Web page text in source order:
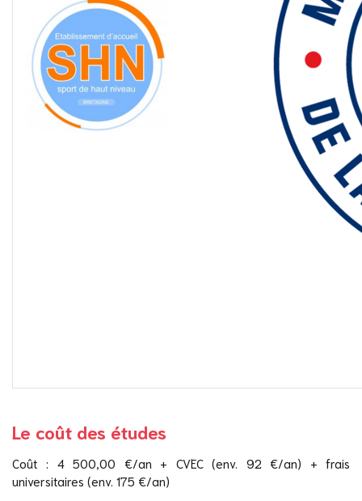
Le coût des études
Coût : 4 500,00 €/an + CVEC (env. 92 €/an) + frais
universitaires (env. 175 €/an)